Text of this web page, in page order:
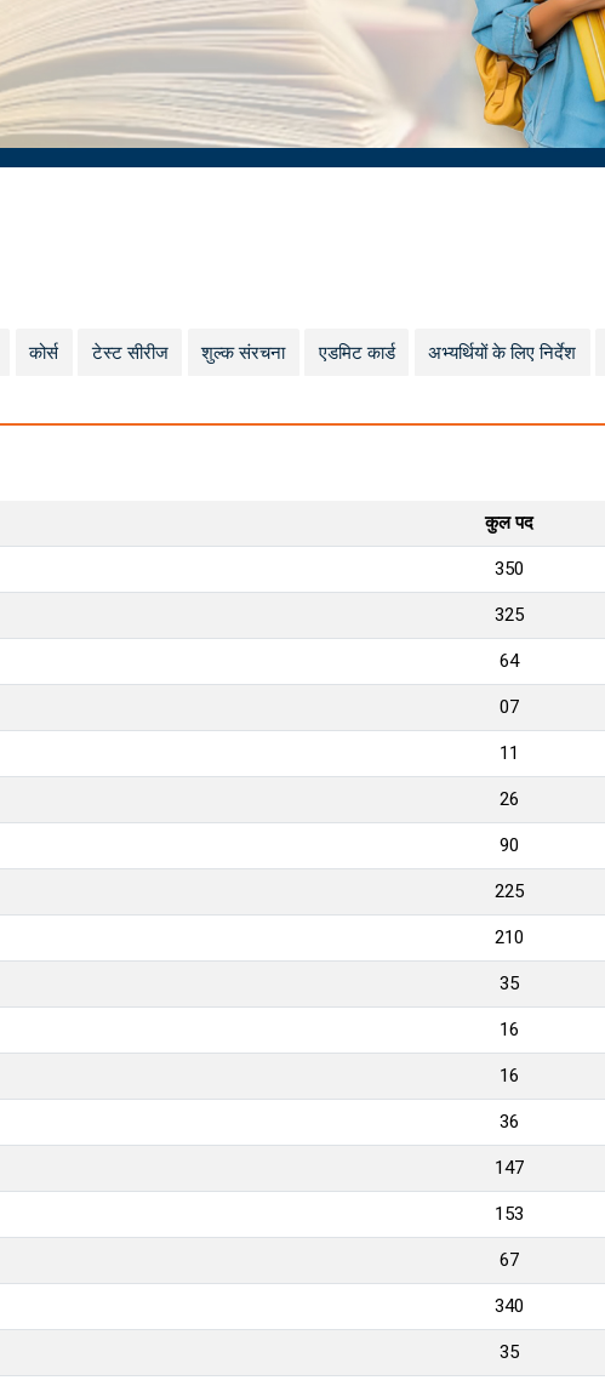
कोर्स टेस्ट सीरीज शुल्क संरचना एडमिट कार्ड अभ्यर्थियों के लिए निर्देश
कुल पद
350
325
64
07
11
26
90
225
210
35
16
16
36
147
153
67
340
35